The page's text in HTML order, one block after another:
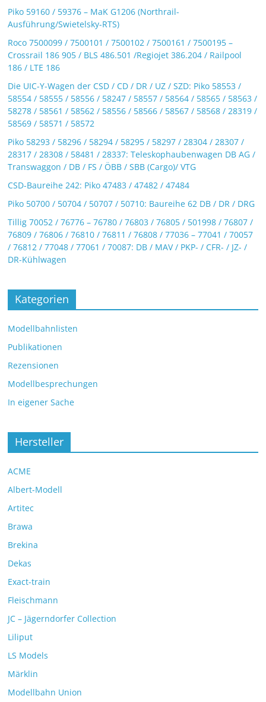
Piko 59160 / 59376 – MaK G1206 (Northrail-
Ausführung/Swietelsky-RTS)
Roco 7500099 / 7500101 / 7500102 / 7500161 / 7500195 –
Crossrail 186 905 / BLS 486.501 /Regiojet 386.204 / Railpool
186 / LTE 186
Die UIC-Y-Wagen der CSD / CD / DR / UZ / SZD: Piko 58553 /
58554 / 58555 / 58556 / 58247 / 58557 / 58564 / 58565 / 58563 /
58278 / 58561 / 58562 / 58556 / 58566 / 58567 / 58568 / 28319 /
58569 / 58571 / 58572
Piko 58293 / 58296 / 58294 / 58295 / 58297 / 28304 / 28307 /
28317 / 28308 / 58481 / 28337: Teleskophaubenwagen DB AG /
Transwaggon / DB / FS / ÖBB / SBB (Cargo)/ VTG
CSD-Baureihe 242: Piko 47483 / 47482 / 47484
Piko 50700 / 50704 / 50707 / 50710: Baureihe 62 DB / DR / DRG
Tillig 70052 / 76776 – 76780 / 76803 / 76805 / 501998 / 76807 /
76809 / 76806 / 76810 / 76811 / 76808 / 77036 – 77041 / 70057
/ 76812 / 77048 / 77061 / 70087: DB / MAV / PKP- / CFR- / JZ- /
DR-Kühlwagen
Kategorien
Modellbahnlisten
Publikationen
Rezensionen
Modellbesprechungen
In eigener Sache
Hersteller
ACME
Albert-Modell
Artitec
Brawa
Brekina
Dekas
Exact-train
Fleischmann
JC – Jägerndorfer Collection
Liliput
LS Models
Märklin
Modellbahn Union